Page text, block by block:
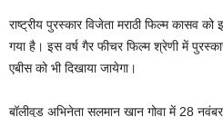
राष्‍ट्रीय पुरस्‍कार विजेता मराठी फिल्‍म कासव
गया है। इस वर्ष गैर फीचर फिल्‍म श्रेणी में
एबीस को भी दिखाया जायेगा।
बॉलीवुड अभिनेता सलमान खान गोवा में 28 नवंबर